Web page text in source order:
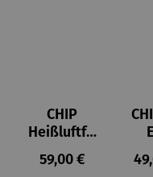
Preis:
CHIP
Heißluftfri
tteuse
Regulärer Preis:
59,00 €